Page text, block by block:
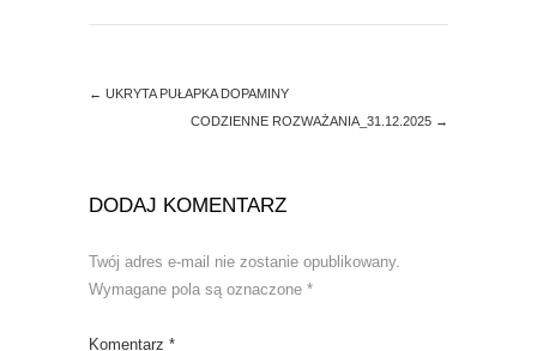
) w
← UKRYTA PUŁAPKA DOPAMINY
CODZIENNE ROZWAŻANIA_31.12.2025 →
DODAJ KOMENTARZ
Twój adres e-mail nie zostanie opublikowany.
Wymagane pola są oznaczone *
Komentarz *